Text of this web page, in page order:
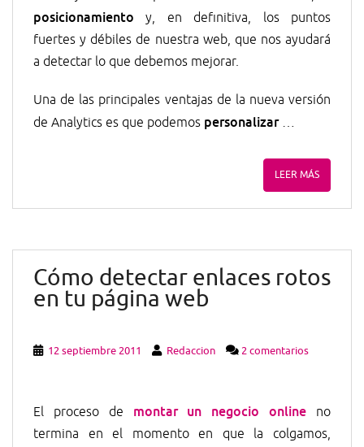
posicionamientoy, en definitiva, los puntos
fuertes y débiles de nuestra web, que nos ayudará
a detectar lo que debemos mejorar.
Una de las principales ventajas de la nueva versión
de Analytics es que podemos personalizar …
LEER MÁS
Cómo detectar enlaces rotos
en tu página web
12 septiembre 2011 Redaccion 2 comentarios
El proceso de montar un negocio online no
termina en el momento en que la colgamos,